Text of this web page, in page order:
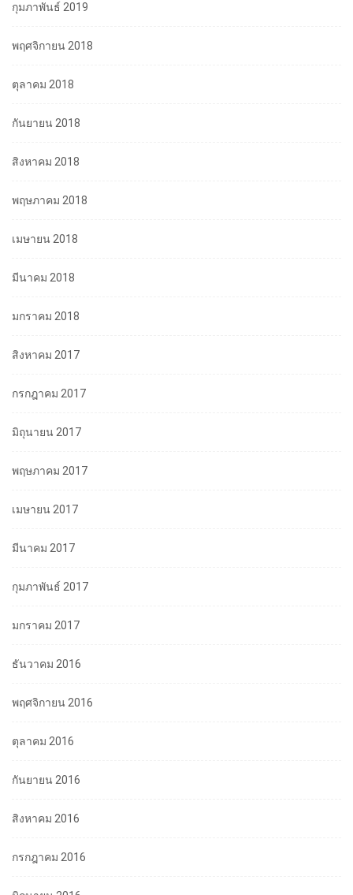
กุมภาพันธ์ 2019
พฤศจิกายน 2018
ตุลาคม 2018
กันยายน 2018
สิงหาคม 2018
พฤษภาคม 2018
เมษายน 2018
มีนาคม 2018
มกราคม 2018
สิงหาคม 2017
กรกฎาคม 2017
มิถุนายน 2017
พฤษภาคม 2017
เมษายน 2017
มีนาคม 2017
กุมภาพันธ์ 2017
มกราคม 2017
ธันวาคม 2016
พฤศจิกายน 2016
ตุลาคม 2016
กันยายน 2016
สิงหาคม 2016
กรกฎาคม 2016